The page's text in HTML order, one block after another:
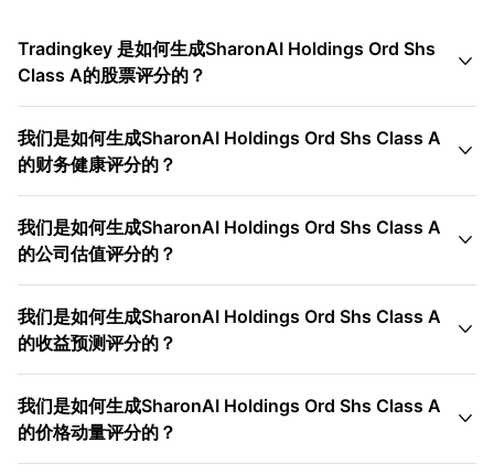
Tradingkey 是如何生成SharonAI Holdings Ord Shs
Class A的股票评分的？

我们是如何生成SharonAI Holdings Ord Shs Class A
的财务健康评分的？

我们是如何生成SharonAI Holdings Ord Shs Class A
的公司估值评分的？

我们是如何生成SharonAI Holdings Ord Shs Class A
的收益预测评分的？

我们是如何生成SharonAI Holdings Ord Shs Class A
的价格动量评分的？
